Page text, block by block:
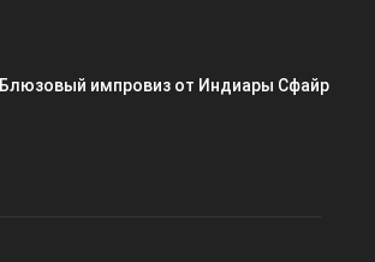
Блюзовый импровиз от Индиары Сфайр